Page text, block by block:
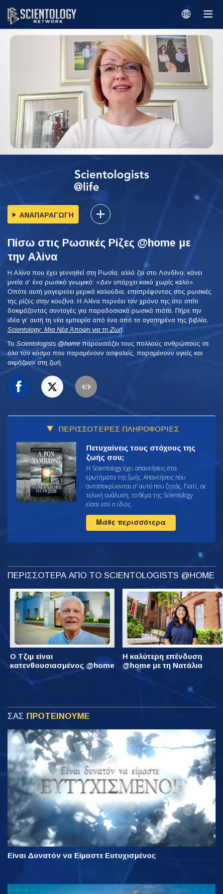
ΑΝΑΠΑΡΑΓΩΓΗ
Πίσω στις Ρωσικές Ρίζες @home με
την Αλίνα
Η Αλίνα που έχει γεννηθεί στη Ρωσία, αλλά ζει στο Λονδίνο, κάνει
μνεία σ’ ένα ρωσικό γνωμικό: «Δεν υπάρχει κακό χωρίς καλό».
Οπότε αυτή μαγειρεύει μερικά καλούδια, επιστρέφοντας στις ρωσικές
της ρίζες στην κουζίνα. Η Αλίνα περνάει τον χρόνο της στο σπίτι
δοκιμάζοντας συνταγές για παραδοσιακά ρωσικά πιάτα. Πήρε την
ιδέα γι’ αυτή τη νέα εμπειρία από ένα από τα αγαπημένα της βιβλία,
Scientology: Μια Νέα Άποψη για τη Ζωή
To Scientologists @home παρουσιάζει τους πολλούς ανθρώπους σε
όλο τον κόσμο που παραμένουν ασφαλείς, παραμένουν υγιείς και
ακμάζουν στη ζωή.
ΠΕΡΙΣΣΟΤΕΡΕΣ ΠΛΗΡΟΦΟΡΙΕΣ
Πετυχαίνεις τους στόχους της
ζωής σου;
Η Scientology έχει απαντήσεις στα
ερωτήματα της ζωής. Απαντήσεις που
ανταποκρίνονται σ’ αυτό που ζητάς. Γιατί, σε
τελική ανάλυση, το θέμα της Scientology
είσαιεσύ ο ίδιος.
Μάθε περισσότερα
ΠΕΡΙΣΣΟΤΕΡΑ ΑΠΟ ΤΟ SCIENTOLOGISTS @HOME
Ο Τζιμ είναι
κατενθουσιασμένος @home
Η καλύτερη επένδυση
@home με τη Νατάλια
ΣΑΣ ΠΡΟΤΕΙΝΟΥΜΕ
Είναι Δυνατόν να Είμαστε Ευτυχισμένοι;